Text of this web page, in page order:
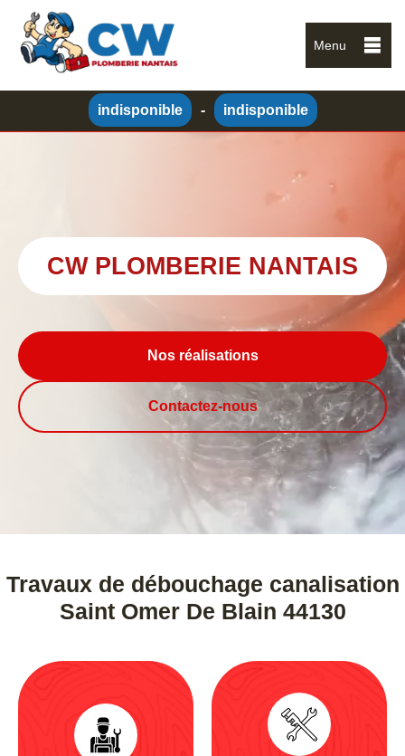
Menu
indisponible - indisponible
CW PLOMBERIE NANTAIS
Nos réalisations
Contactez-nous
Travaux de débouchage canalisation
Saint Omer De Blain 44130